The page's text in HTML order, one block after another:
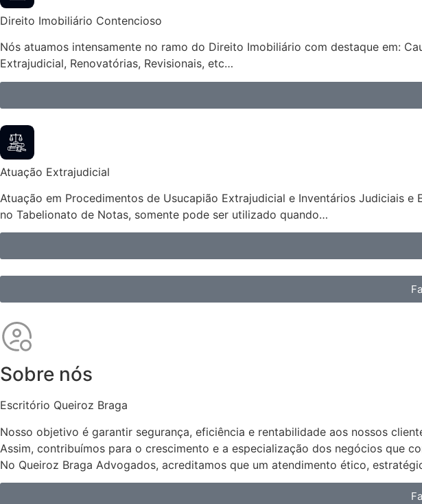
Direito Imobiliário Contencioso
Nós atuamos intensamente no ramo do Direito Imobiliário com destaque em:
Extrajudicial, Renovatórias, Revisionais, etc…
Atuação Extrajudicial
Atuação em Procedimentos de Usucapião Extrajudicial e Inventários Judiciais
no Tabelionato de Notas, somente pode ser utilizado quando…
Sobre nós
Escritório Queiroz Braga
Nosso objetivo é garantir segurança, eficiência e rentabilidade aos nossos
Assim, contribuímos para o crescimento e a especialização dos negócios que
No Queiroz Braga Advogados, acreditamos que um atendimento ético,